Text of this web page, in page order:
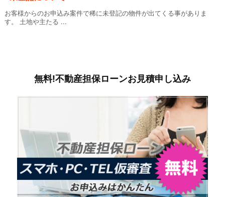
お客様からのお申込み案件で稀に未登記の物件が出てくる事がありま
す。 土地や主たる ...
無料!不動産担保ローンお見積申し込み